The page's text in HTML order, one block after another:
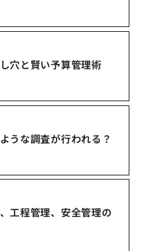
穴と賢い予算管理術
うな調査が行われる？
工程管理、安全管理の